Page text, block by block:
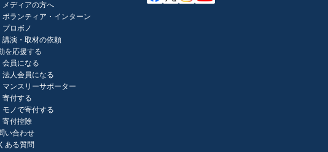
メディアの方へ
ボランティア・インターン
プロボノ
講演・取材の依頼
を応援する
会員になる
法人会員になる
マンスリーサポーター
寄付する
モノで寄付する
寄付控除
い合わせ
ある質問